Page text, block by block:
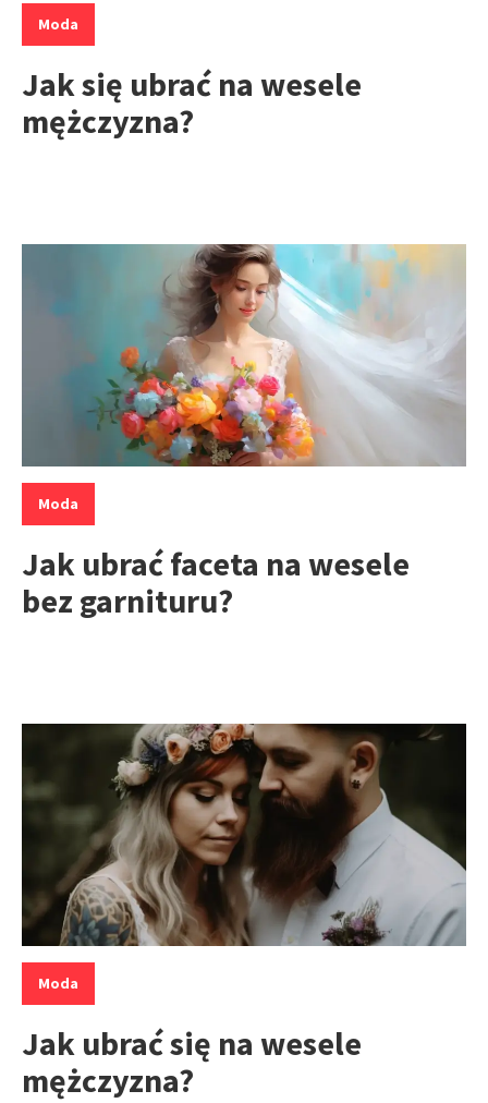
Moda
Jak się ubrać na wesele
mężczyzna?
Kategorie:
Moda
Jak ubrać faceta na wesele
bez garnituru?
Kategorie:
Moda
Jak ubrać się na wesele
mężczyzna?